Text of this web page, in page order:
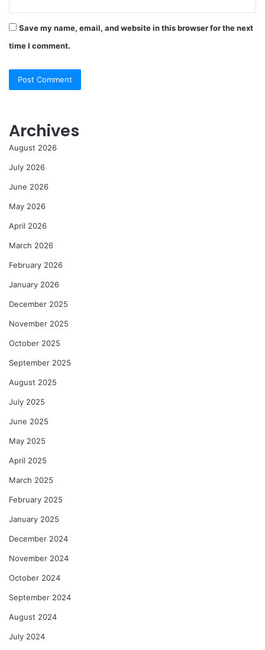
Save my name, email, and website in this browser for the next
time I comment.
Archives
August 2026
July 2026
June 2026
May 2026
April 2026
March 2026
February 2026
January 2026
December 2025
November 2025
October 2025
September 2025
August 2025
July 2025
June 2025
May 2025
April 2025
March 2025
February 2025
January 2025
December 2024
November 2024
October 2024
September 2024
August 2024
July 2024